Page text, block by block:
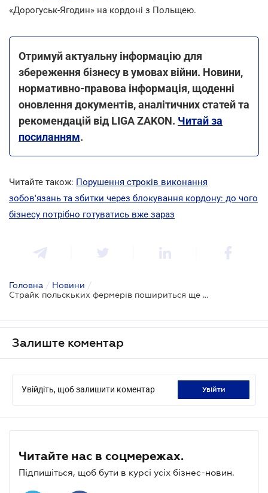
«Дорогуськ-Ягодин» на кордоні з Польщею.
Отримуй актуальну інформацію для
збереження бізнесу в умовах війни. Новини,
нормативно-правова інформація, щоденні
оновлення документів, аналітичних статей та
рекомендацій від LIGA ZAKON. Читай за
посиланням.
Читайте також: Порушення строків виконання
зобов'язань та збитки через блокування кордону: до чого
бізнесу потрібно готуватись вже зараз
Головна / Новини /
Страйк польскьких фермерів пошириться ще на один на пункт пропуску - Держмитслужба
Залиште коментар
Увійдіть, щоб залишити коментар увійти
Читайте нас в соцмережах.
Підпишіться, щоб бути в курсі усіх бізнес-новин.